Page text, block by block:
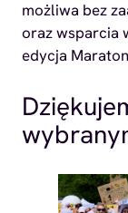
możliwa bez
oraz wsparcia
edycja